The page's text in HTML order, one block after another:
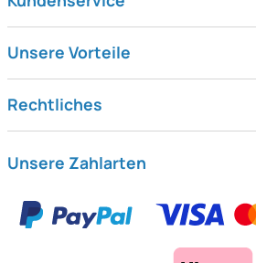
Unsere Vorteile
Rechtliches
Unsere Zahlarten